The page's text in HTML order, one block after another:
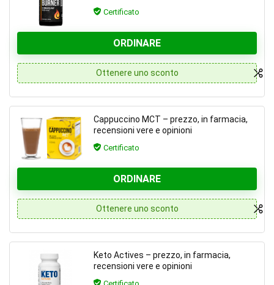
Certificato
ORDINARE
Ottenere uno sconto
Cappuccino MCT – prezzo, in farmacia,
recensioni vere e opinioni
Certificato
ORDINARE
Ottenere uno sconto
Keto Actives – prezzo, in farmacia,
recensioni vere e opinioni